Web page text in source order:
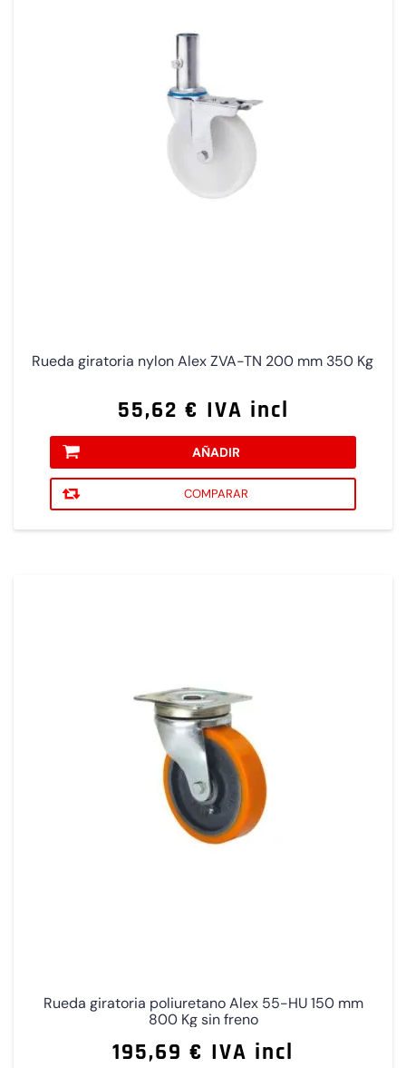
Rueda giratoria nylon Alex ZVA-TN 200 mm 350 Kg
55,62 € IVA incl
AÑADIR
COMPARAR
Rueda giratoria poliuretano Alex 55-HU 150 mm
800 Kg sin freno
195,69 € IVA incl